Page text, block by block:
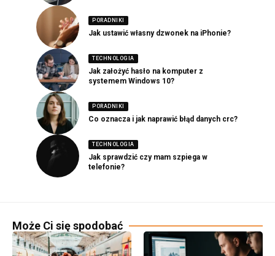
PORADNIKI
Jak ustawić własny dzwonek na iPhonie?
TECHNOLOGIA
Jak założyć hasło na komputer z
systemem Windows 10?
PORADNIKI
Co oznacza i jak naprawić błąd danych crc?
TECHNOLOGIA
Jak sprawdzić czy mam szpiega w
telefonie?
Może Ci się spodobać